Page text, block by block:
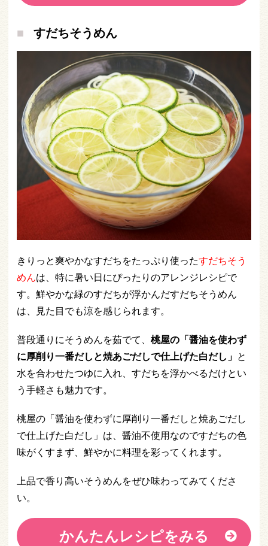
すだちそうめん
きりっと爽やかなすだちをたっぷり使ったすだちそう
めんは、特に暑い日にぴったりのアレンジレシピで
す。鮮やかな緑のすだちが浮かんだすだちそうめん
は、見た目でも涼を感じられます。
普段通りにそうめんを茹でて、 桃屋の「醤油を使わず
に厚削り一番だしと焼あごだしで仕上げた白だし」 と
水を合わせたつゆに入れ、すだちを浮かべるだけとい
う手軽さも魅力です。
桃屋の「醤油を使わずに厚削り一番だしと焼あごだし
で仕上げた白だし」は、醤油不使用なのですだちの色
味がくすまず、鮮やかに料理を彩ってくれます。
上品で香り高いそうめんをぜひ味わってみてくださ
い。
かんたんレシピをみる